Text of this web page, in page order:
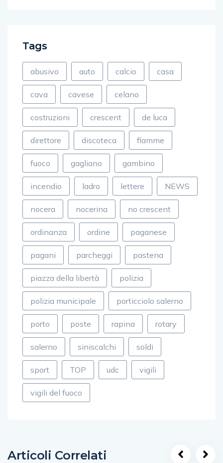
Tags
abusivo auto calcio casa
cava cavese celano
costruzioni crescent de luca
direttore discoteca fiamme
fuoco gagliano gambino
incendio ladro lettere NEWS
nocera nocerina no crescent
ordinanza ordine paganese
pagani parcheggi pastena
piazza della libertà polizia
polizia municipale porticciolo salerno
porto poste rapina rotary
salerno siniscalchi soldi
sport TOP udc vigili
vigili del fuoco
Articoli Correlati